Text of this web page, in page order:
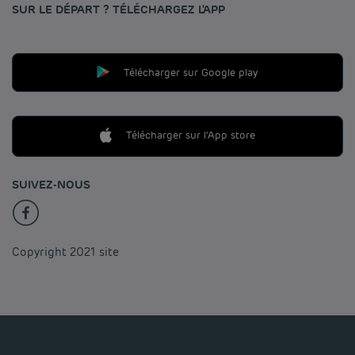
SUR LE DÉPART ? TÉLÉCHARGEZ L'APP
Télécharger sur Google play
Télécharger sur l'App store
SUIVEZ-NOUS
Copyright 2021 site